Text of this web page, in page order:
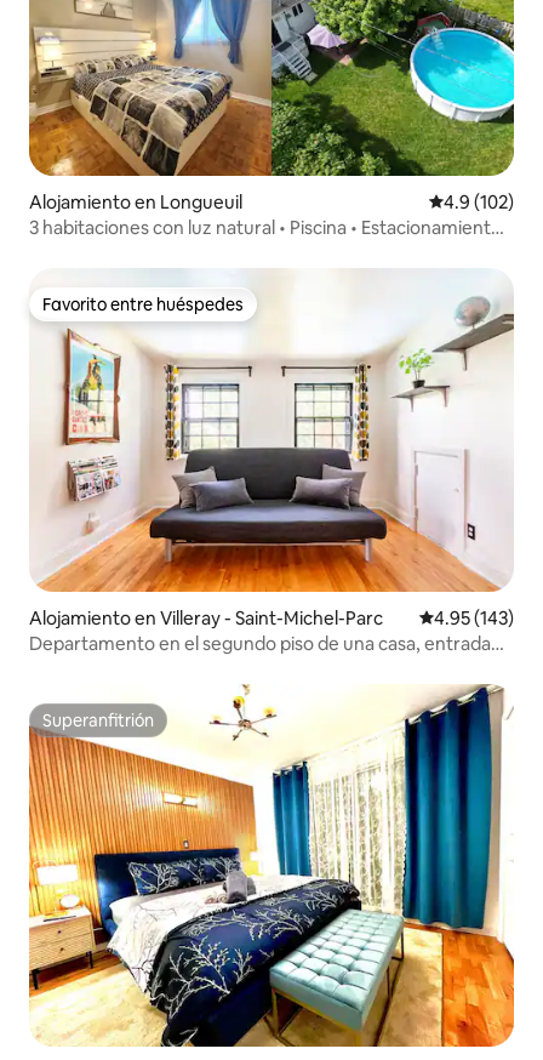
Alojamiento en Longueuil Calificación
4.9 (102)
3 habitaciones con luz natural • Piscina • Estacionamiento •
Favorito entre huéspedes
Favorito entre huéspedes
Alojamiento en Villeray - Saint-Michel-Parc Calificación
4.95 (143)
Departamento en el segundo piso de una casa, entrada
Superanfitrión
Superanfitrión